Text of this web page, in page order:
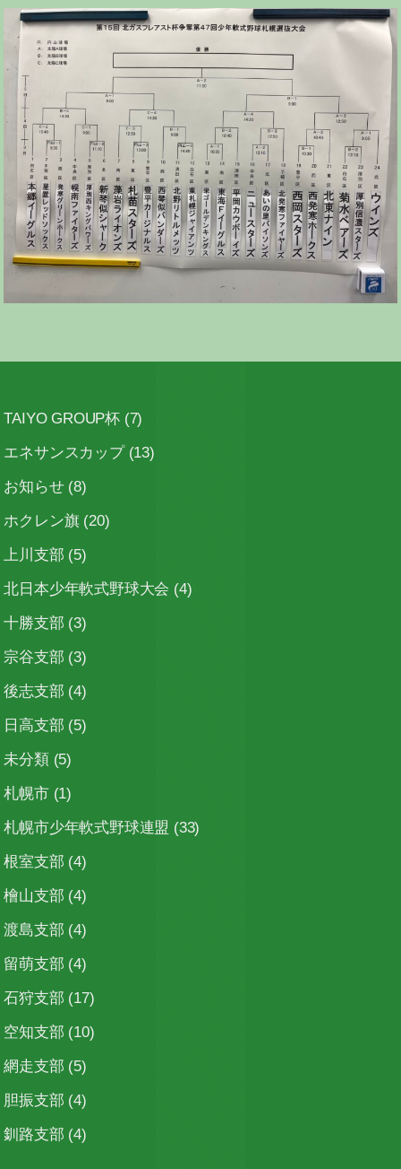
TAIYO GROUP杯 (7)
エネサンスカップ(13)
お知らせ(8)
ホクレン旗(20)
上川支部 (5)
北日本少年軟式野球大会 (4)
十勝支部 (3)
宗谷支部 (3)
後志支部 (4)
日高支部 (5)
未分類(5)
札幌市(1)
札幌市少年軟式野球連盟 (33)
根室支部 (4)
檜山支部 (4)
渡島支部 (4)
留萌支部 (4)
石狩支部 (17)
空知支部 (10)
網走支部 (5)
胆振支部 (4)
釧路支部 (4)